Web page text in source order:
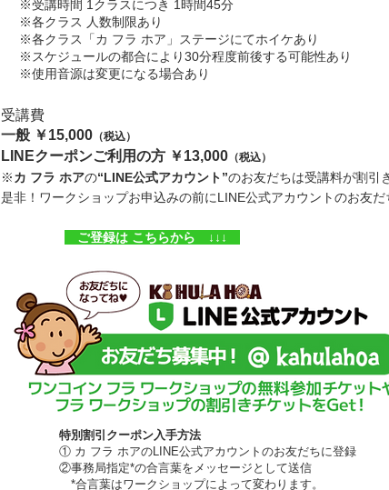
※受講時間 1クラスにつき 1時間45分
​※各クラス 人数制限あり
※各クラス「カ フラ ホア」ステージにてホイケあり
※スケジュールの都合により30分程度前後する可能性あり
※使用音源は変更になる場合あり
受講費
一般 ￥15,000 （税込）
LINEクーポンご利用の方 ￥13,000 （税込）
※カ フラ ホアの“LINE公式アカウント”のお友だちは受講料が割引
是非！ワークショップお申込みの前にLINE公式アカウントのお友だ
ご登録は こちらから ↓↓↓
特別割引クーポン入手方法
① カ フラ ホアのLINE公式アカウントのお友だちに登録
②事務局指定*の合言葉をメッセージとして送信
*合言葉はワークショップによって変わります。